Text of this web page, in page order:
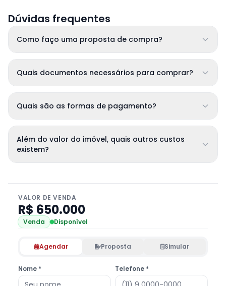
Dúvidas frequentes
Como faço uma proposta de compra?
Quais documentos necessários para comprar?
Quais são as formas de pagamento?
Além do valor do imóvel, quais outros custos
existem?
VALOR DE VENDA
R$ 650.000
Venda Disponível
Agendar Proposta Simular
Nome * Telefone *